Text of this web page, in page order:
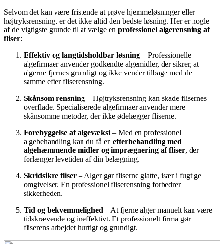
Selvom det kan være fristende at prøve hjemmeløsninger eller
højtryksrensning, er det ikke altid den bedste løsning. Her er nogle
af de vigtigste grunde til at vælge en professionel algerensning af
fliser:
Effektiv og langtidsholdbar løsning – Professionelle
algefirmaer anvender godkendte algemidler, der sikrer, at
algerne fjernes grundigt og ikke vender tilbage med det
samme efter fliserensning.
Skånsom rensning – Højtryksrensning kan skade flisernes
overflade. Specialiserede algefirmaer anvender mere
skånsomme metoder, der ikke ødelægger fliserne.
Forebyggelse af algevækst – Med en professionel
algebehandling kan du få en efterbehandling med
algehæmmende midler og imprægnering af fliser, der
forlænger levetiden af din belægning.
Skridsikre fliser – Alger gør fliserne glatte, især i fugtige
omgivelser. En professionel fliserensning forbedrer
sikkerheden.
Tid og bekvemmelighed – At fjerne alger manuelt kan være
tidskrævende og ineffektivt. Et professionelt firma gør
fliserens arbejdet hurtigt og grundigt.